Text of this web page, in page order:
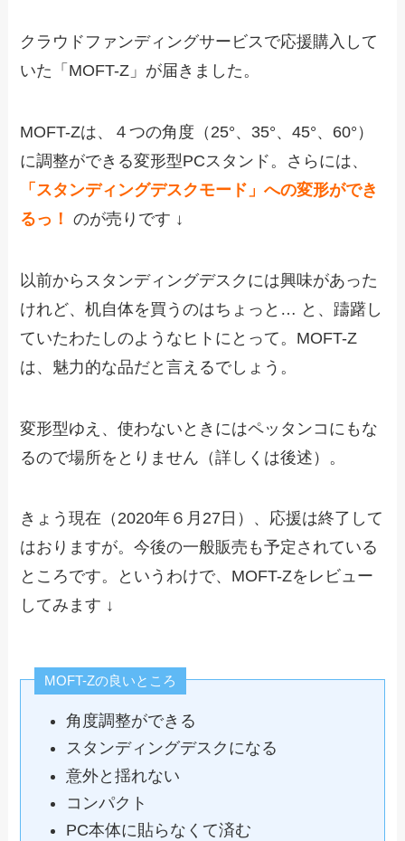
クラウドファンディングサービスで応援購入して
いた「MOFT-Z」が届きました。
MOFT-Zは、４つの角度（25°、35°、45°、60°）
に調整ができる変形型PCスタンド。さらには、
「スタンディングデスクモード」への変形ができ
るっ！
のが売りです ↓
以前からスタンディングデスクには興味があった
けれど、机自体を買うのはちょっと… と、躊躇し
ていたわたしのようなヒトにとって。MOFT-Z
は、魅力的な品だと言えるでしょう。
変形型ゆえ、使わないときにはペッタンコにもな
るので場所をとりません（詳しくは後述）。
きょう現在（2020年６月27日）、応援は終了して
はおりますが。今後の一般販売も予定されている
ところです。というわけで、MOFT-Zをレビュー
してみます ↓
MOFT-Zの良いところ
角度調整ができる
スタンディングデスクになる
意外と揺れない
コンパクト
PC本体に貼らなくて済む